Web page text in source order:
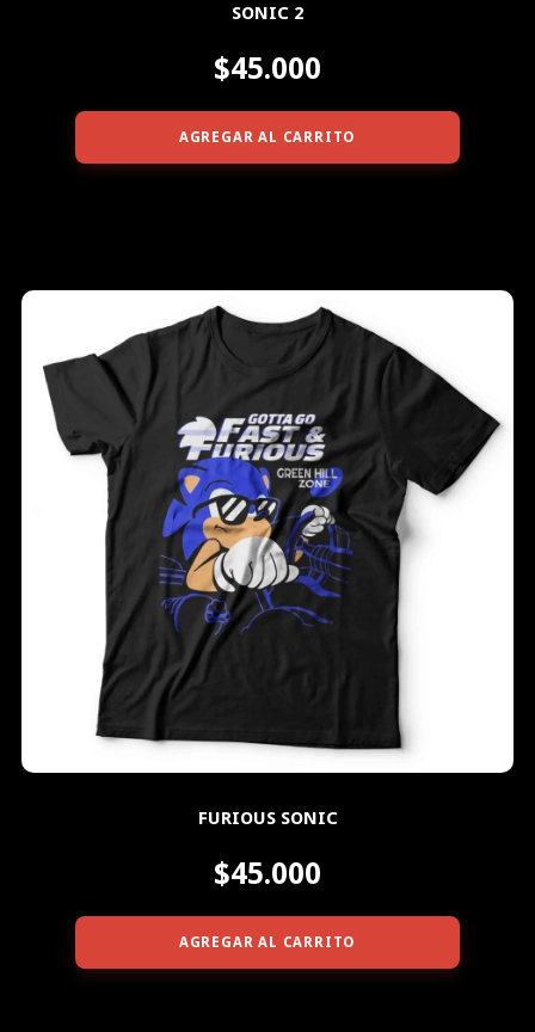
SONIC 2
$45.000
AGREGAR AL CARRITO
FURIOUS SONIC
$45.000
AGREGAR AL CARRITO